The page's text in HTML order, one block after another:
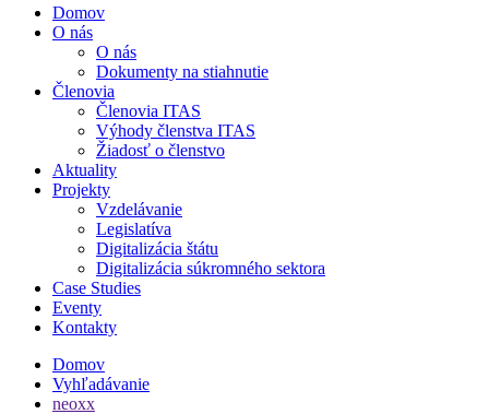
Domov
O nás
O nás
Dokumenty na stiahnutie
Členovia
Členovia ITAS
Výhody členstva ITAS
Žiadosť o členstvo
Aktuality
Projekty
Vzdelávanie
Legislatíva
Digitalizácia štátu
Digitalizácia súkromného sektora
Case Studies
Eventy
Kontakty
Domov
Vyhľadávanie
neoxx